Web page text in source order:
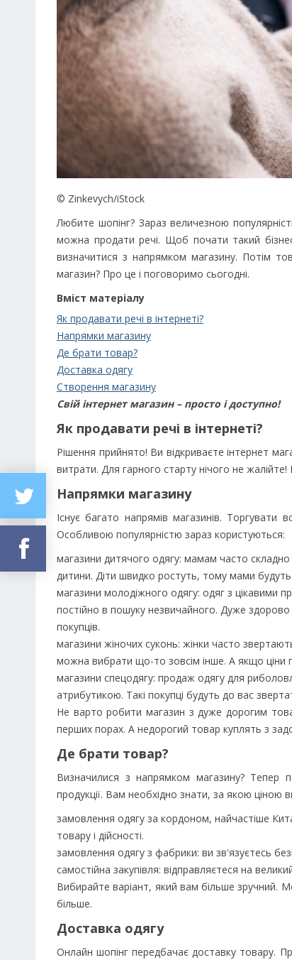
© Zinkevych/iStock
Любите шопінг? Зараз величезною
можна продати речі. Щоб почати такий
визначитися з напрямком магазину. Потім
магазин? Про це і поговоримо сьогодні.
Вміст матеріалу
Як продавати речі в інтернеті?
Напрямки магазину
Де брати товар?
Доставка одягу
Створення магазину
Свій інтернет магазин – просто і доступно!
Як продавати речі в інтернеті?
Рішення прийнято! Ви відкриваєте інтернет
витрати. Для гарного старту нічого не
Напрямки магазину
Існує багато напрямів магазинів. Торгувати
Особливою популярністю зараз користуються:
магазини дитячого одягу: мамам часто
дитини. Діти швидко ростуть, тому мами
магазини молодіжного одягу: одяг з цікавими
постійно в пошуку незвичайного. Дуже
покупців.
магазини жіночих суконь: жінки часто
можна вибрати що-то зовсім інше. А якщо ціни
магазини спецодягу: продаж одягу для
атрибутикою. Такі покупці будуть до вас
Не варто робити магазин з дуже дорогим
перших порах. А недорогий товар куплять з
Де брати товар?
Визначилися з напрямком магазину? Тепер
продукції. Вам необхідно знати, за якою ціною
замовлення одягу за кордоном, найчастіше
товару і дійсності.
замовлення одягу з фабрики: ви зв'язуєтесь
самостійна закупівля: відправляєтеся на
Вибирайте варіант, який вам більше зручний.
більше.
Доставка одягу
Онлайн шопінг передбачає доставку товару.